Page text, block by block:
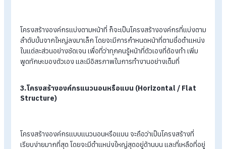
อะไรบ้าง
1.โครงสร้างองค์กรแบบลำดับขั้น (Hierarchical
ล่างมาเรื่อยๆ ซึ่งการจัดตำแหน่งแบบนี้จะทำให้รู้ว่าใครทำหน้าที่อะไ
อย่างชัดเจน และควรจะต้องติดต่อแผนกไหน เพิ่มแรงดึงดูดให้กับ